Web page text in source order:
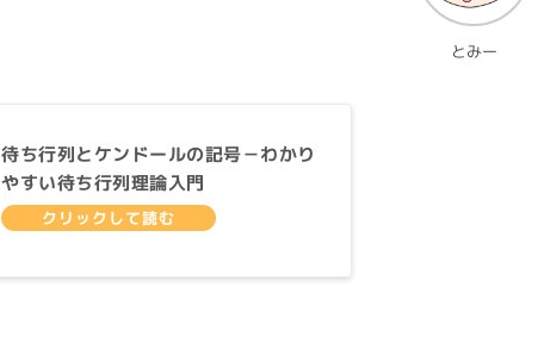
とみー
待ち行列とケンドールの記号－わかり
やすい待ち行列理論入門